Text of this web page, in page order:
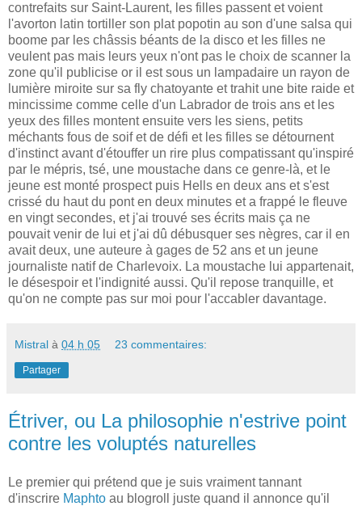
contrefaits sur Saint-Laurent, les filles passent et voient
l'avorton latin tortiller son plat popotin au son d'une salsa qui
boome par les châssis béants de la disco et les filles ne
veulent pas mais leurs yeux n'ont pas le choix de scanner la
zone qu'il publicise or il est sous un lampadaire un rayon de
lumière miroite sur sa fly chatoyante et trahit une bite raide et
mincissime comme celle d'un Labrador de trois ans et les
yeux des filles montent ensuite vers les siens, petits
méchants fous de soif et de défi et les filles se détournent
d'instinct avant d'étouffer un rire plus compatissant qu'inspiré
par le mépris, tsé, une moustache dans ce genre-là, et le
jeune est monté prospect puis Hells en deux ans et s'est
crissé du haut du pont en deux minutes et a frappé le fleuve
en vingt secondes, et j'ai trouvé ses écrits mais ça ne
pouvait venir de lui et j'ai dû débusquer ses nègres, car il en
avait deux, une auteure à gages de 52 ans et un jeune
journaliste natif de Charlevoix. La moustache lui appartenait,
le désespoir et l'indignité aussi. Qu'il repose tranquille, et
qu'on ne compte pas sur moi pour l'accabler davantage.
Mistral à 04 h 05 23 commentaires:
Partager
Étriver, ou La philosophie n'estrive point
contre les voluptés naturelles
Le premier qui prétend que je suis vraiment tannant
d'inscrire Maphto au blogroll juste quand il annonce qu'il